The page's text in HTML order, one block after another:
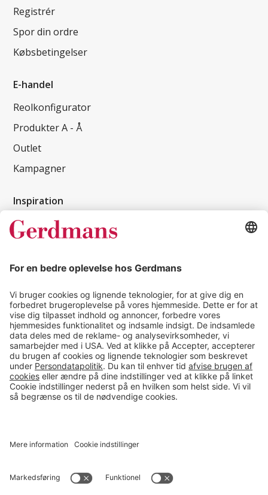
Registrér
Spor din ordre
Købsbetingelser
E-handel
Reolkonfigurator
Produkter A - Å
Outlet
Kampagner
Inspiration
Kundereferencer
Tips & guides
Kontakt
salg@gerdmans.dk
49 18 07 07
Salgsafdeling åbningstider
08.00-16.00
© 2026 Gerdmans Kontor- & Lagerudstyr A/S Alle priser er ekskl.
Cookie indstillinger